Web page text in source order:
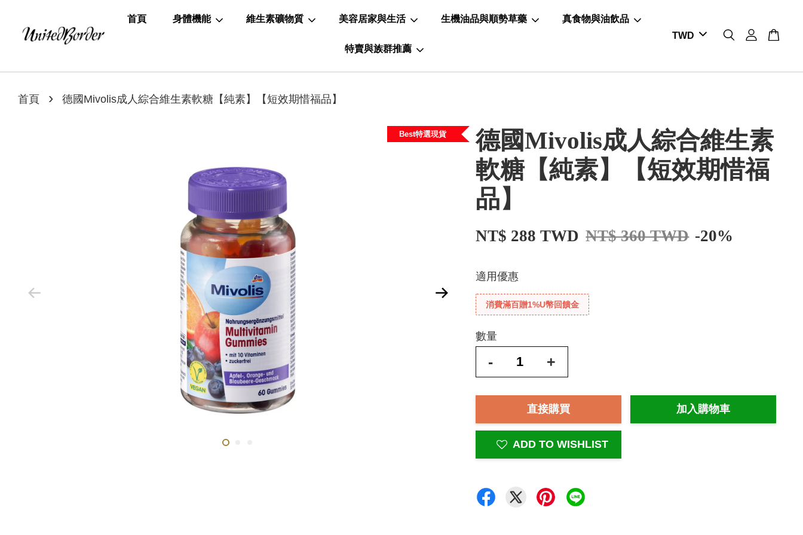
首頁 身體機能 維生素礦物質 美容居家與生活 生機油品與順勢草藥 真食物與油飲品
特賣與族群推薦
首頁 › 德國Mivolis成人綜合維生素軟糖【純素】【短效期惜福品】
Best特選現貨
德國Mivolis成人綜合維生素
軟糖【純素】【短效期惜福
品】
NT$ 288 TWD NT$ 360 TWD -20%
適用優惠
消費滿百贈1%U幣回饋金
數量
- +
直接購買 加入購物車
ADD TO WISHLIST